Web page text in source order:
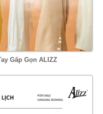
Gấp Gọn ALIZZ